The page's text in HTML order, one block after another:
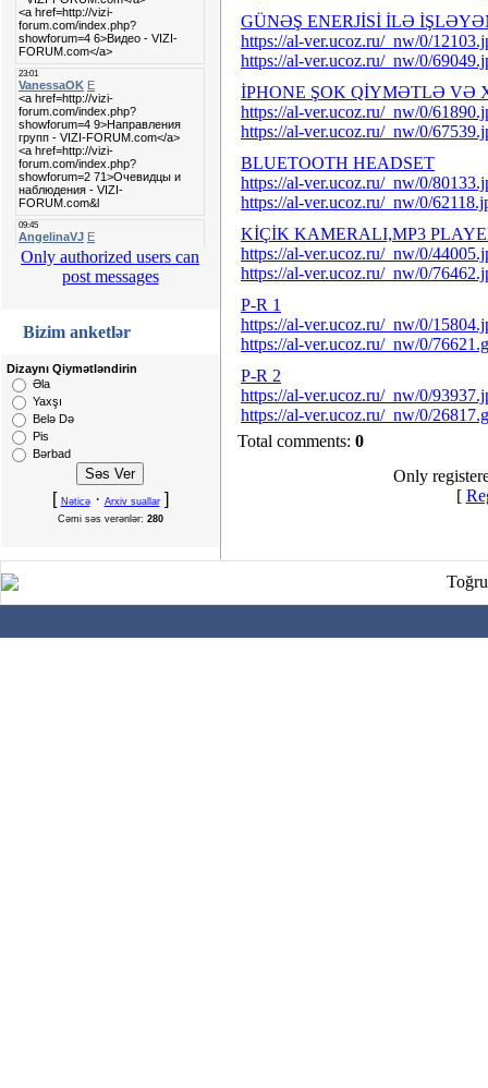
Only authorized users can
post messages
Bizim anketlər
Dizaynı Qiymətləndirin
Əla
Yaxşı
Belə Də
Pis
Bərbad
[ Nəticə· Arxiv suallar]
Cəmi səs verənlər: 280
GÜNƏŞ ENERJİSİ İLƏ
https://al-ver.ucoz.ru/_nw/0/
https://al-ver.ucoz.ru/_nw/0/
İPHONE ŞOK QİYMƏTLƏ VƏ
https://al-ver.ucoz.ru/_nw/0/
https://al-ver.ucoz.ru/_nw/0/
BLUETOOTH HEADSET
https://al-ver.ucoz.ru/_nw/0/
https://al-ver.ucoz.ru/_nw/0/
KİÇİK KAMERALI,MP3
https://al-ver.ucoz.ru/_nw/0/
https://al-ver.ucoz.ru/_nw/0/
P-R 1
https://al-ver.ucoz.ru/_nw/0/
https://al-ver.ucoz.ru/_nw/0/
P-R 2
https://al-ver.ucoz.ru/_nw/0/
https://al-ver.ucoz.ru/_nw/0/
Total comments: 0
Only
[